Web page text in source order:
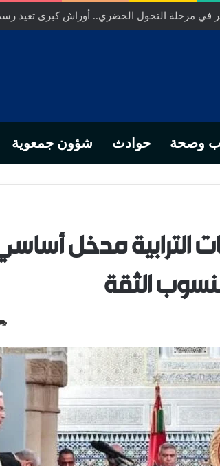
في مرحلة التحول الحضري.. أوراش كبرى
وصحة حوادث شؤون جمعوية
الترابية مدخل
الثقة